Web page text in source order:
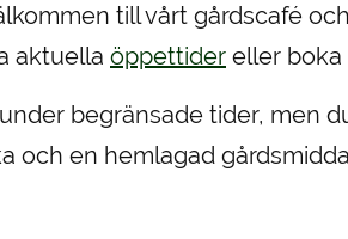
till vårt gårdscafé
aktuella öppettider eller boka
begränsade tider, men
och en hemlagad